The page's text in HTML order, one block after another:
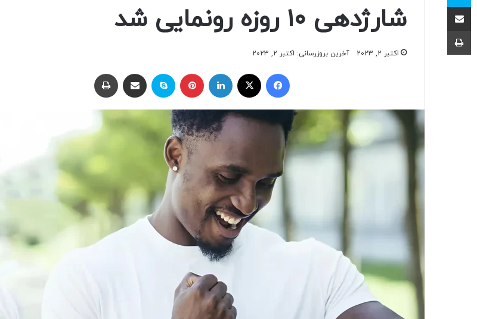
شارژدهی ۱۰ روزه رونمایی شد
اکتبر 2, 2023 آخرین بروزرسانی: اکتبر 2, 2023
ایکس